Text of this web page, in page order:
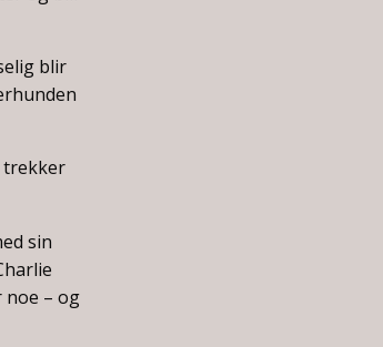
blir
trekker
sin
noe – og